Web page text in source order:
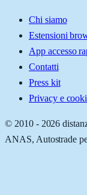
Chi siamo
Estensioni
App accesso
Contatti
Press kit
Privacy e
© 2010 - 2026
ANAS, Autostrade